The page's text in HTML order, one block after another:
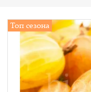
Топ сезона